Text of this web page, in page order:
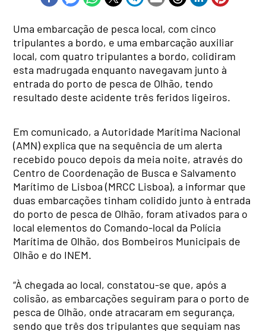
Uma embarcação de pesca local, com cinco
tripulantes a bordo, e uma embarcação auxiliar
local, com quatro tripulantes a bordo, colidiram
esta madrugada enquanto navegavam junto à
entrada do porto de pesca de Olhão, tendo
resultado deste acidente três feridos ligeiros.
Em comunicado, a Autoridade Marítima Nacional
(AMN) explica que na sequência de um alerta
recebido pouco depois da meia noite, através do
Centro de Coordenação de Busca e Salvamento
Marítimo de Lisboa (MRCC Lisboa), a informar que
duas embarcações tinham colidido junto à entrada
do porto de pesca de Olhão, foram ativados para o
local elementos do Comando-local da Polícia
Marítima de Olhão, dos Bombeiros Municipais de
Olhão e do INEM.
“À chegada ao local, constatou-se que, após a
colisão, as embarcações seguiram para o porto de
pesca de Olhão, onde atracaram em segurança,
sendo que três dos tripulantes que seguiam nas